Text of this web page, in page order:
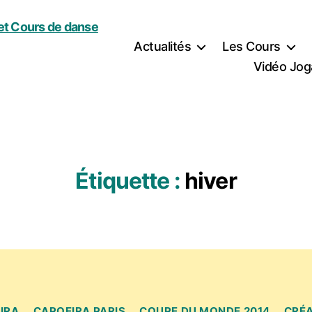
Actualités Les Cours
Vidéo
Étiquette : hiver
Catégories